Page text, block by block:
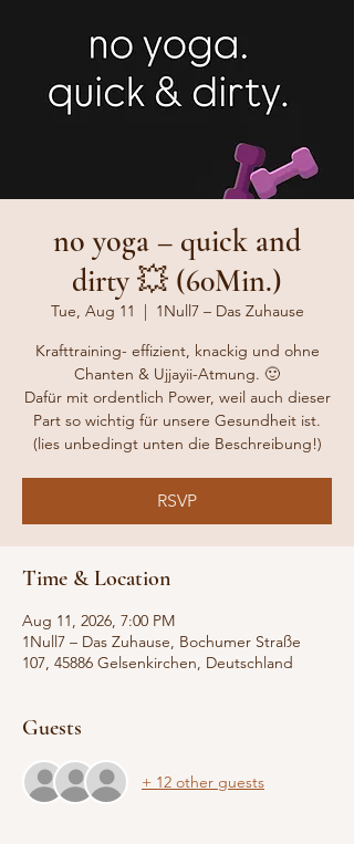
no yoga – quick and
dirty 💥 (60Min.)
Tue, Aug 11
  |
1Null7 – Das Zuhause
Krafttraining- effizient, knackig und ohne
Chanten & Ujjayii-Atmung. 🙂
Dafür mit ordentlich Power, weil auch dieser
Part so wichtig für unsere Gesundheit ist.
(lies unbedingt unten die Beschreibung!)
RSVP
Time & Location
Aug 11, 2026, 7:00 PM
1Null7 – Das Zuhause, Bochumer Straße
107, 45886 Gelsenkirchen, Deutschland
Guests
+ 12 other guests